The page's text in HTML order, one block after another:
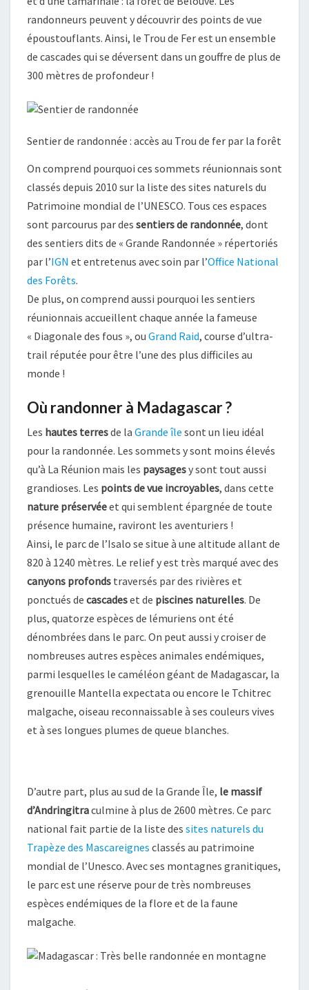
randonneurs peuvent y découvrir des points de vue
époustouflants. Ainsi, le Trou de Fer est un ensemble
de cascades qui se déversent dans un gouffre de plus de
300 mètres de profondeur !
Sentier de randonnée : accès au Trou de fer par la forêt
On comprend pourquoi ces sommets réunionnais sont
classés depuis 2010 sur la liste des sites naturels du
Patrimoine mondial de l’UNESCO. Tous ces espaces
sont parcourus par des sentiers de randonnée, dont
des sentiers dits de « Grande Randonnée » répertoriés
par l’IGN et entretenus avec soin par l’Office National
des Forêts.
De plus, on comprend aussi pourquoi les sentiers
réunionnais accueillent chaque année la fameuse
« Diagonale des fous », ou Grand Raid, course d’ultra-
trail réputée pour être l’une des plus difficiles au
monde !
Où randonner à Madagascar ?
Les hautes terresde la Grande île sont un lieu idéal
pour la randonnée. Les sommets y sont moins élevés
qu’à La Réunion mais les paysagesy sont tout aussi
grandioses. Les points de vue incroyables, dans cette
nature préservéeet qui semblent épargnée de toute
présence humaine, raviront les aventuriers !
Ainsi, le parc de l’Isalo se situe à une altitude allant de
820 à 1240 mètres. Le relief y est très marqué avec des
canyons profonds traversés par des rivières et
ponctués de cascadeset de piscines naturelles. De
plus, quatorze espèces de lémuriens ont été
dénombrées dans le parc. On peut aussi y croiser de
nombreuses autres espèces animales endémiques,
parmi lesquelles le caméléon géant de Madagascar, la
grenouille Mantella expectata ou encore le Tchitrec
malgache, oiseau reconnaissable à ses couleurs vives
et à ses longues plumes de queue blanches.
D’autre part, plus au sud de la Grande Île, le massif
d’Andringitraculmine à plus de 2600 mètres. Ce parc
national fait partie de la liste des sites naturels du
Trapèze des Mascareignes classés au patrimoine
mondial de l’Unesco. Avec ses montagnes granitiques,
le parc est une réserve pour de très nombreuses
espèces endémiques de la flore et de la faune
malgache.